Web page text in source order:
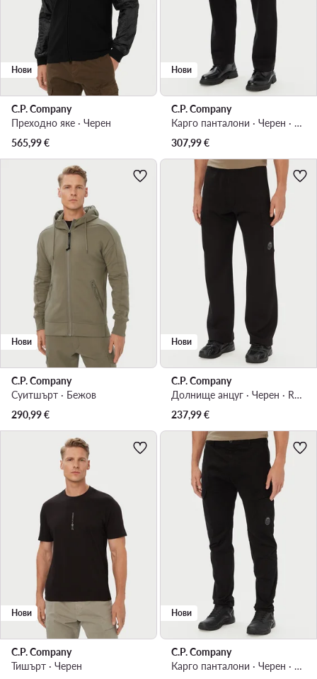
Нови
C.P. Company
Преходно яке · Черен
565,99€
Нови
C.P. Company
Карго панталони · Черен · Regular Fit
307,99€
Нови
C.P. Company
Суитшърт · Бежов
290,99€
Нови
C.P. Company
Долнище анцуг · Черен · Regular Fit
237,99€
Нови
C.P. Company
Тишърт · Черен
Нови
C.P. Company
Карго панталони · Черен · Regular Fit